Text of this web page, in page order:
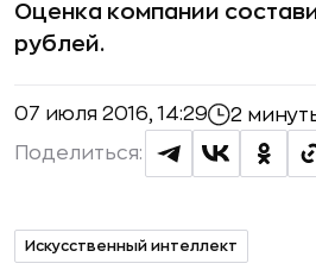
Оценка компании
рублей.
07 июля 2016, 14:29 2
Поделиться:
Искусственный интеллект